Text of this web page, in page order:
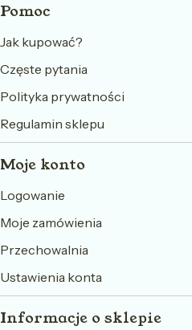
Pomoc
Jak kupować?
Częste pytania
Polityka prywatności
Regulamin sklepu
Moje konto
Logowanie
Moje zamówienia
Przechowalnia
Ustawienia konta
Informacje o sklepie